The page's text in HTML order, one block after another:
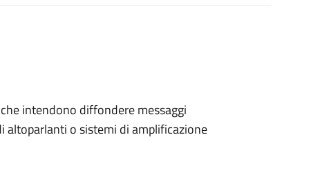
intendono diffondere messaggi
altoparlanti o sistemi di amplificazione